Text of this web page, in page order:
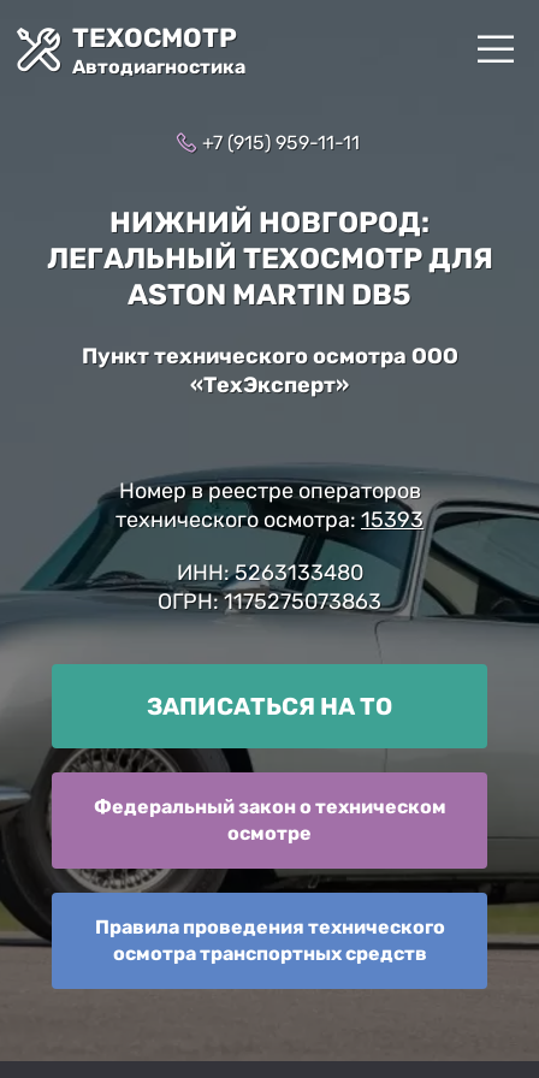
ТЕХОСМОТР
Автодиагностика
+7 (915) 959-11-11
НИЖНИЙ НОВГОРОД:
ЛЕГАЛЬНЫЙ ТЕХОСМОТР ДЛЯ
ASTON MARTIN DB5
Пункт технического осмотра ООО
«ТехЭксперт»
Номер в реестре операторов
технического осмотра: 15393
ИНН: 5263133480
ОГРН: 1175275073863
ЗАПИСАТЬСЯ НА ТО
Федеральный закон о техническом
осмотре
Правила проведения технического
осмотра транспортных средств